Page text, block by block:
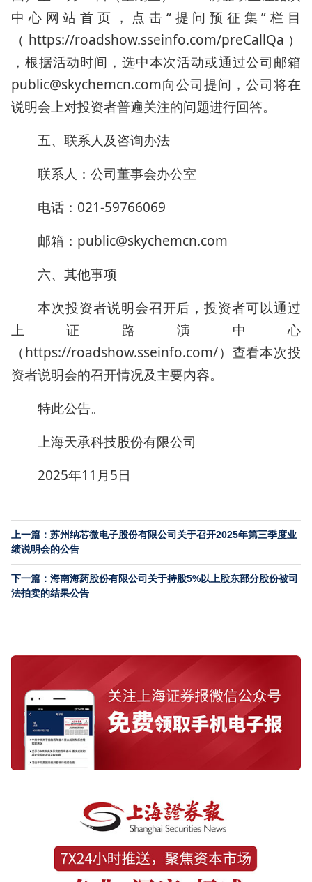
中心网站首页，点击“提问预征集”栏目
（https://roadshow.sseinfo.com/preCallQa）
，根据活动时间，选中本次活动或通过公司邮箱
public@skychemcn.com向公司提问，公司将在
说明会上对投资者普遍关注的问题进行回答。
五、联系人及咨询办法
联系人：公司董事会办公室
电话：021-59766069
邮箱：public@skychemcn.com
六、其他事项
本次投资者说明会召开后，投资者可以通过
上证路演中心
（https://roadshow.sseinfo.com/）查看本次投
资者说明会的召开情况及主要内容。
特此公告。
上海天承科技股份有限公司
2025年11月5日
上一篇：苏州纳芯微电子股份有限公司关于召开2025年第三季度业
绩说明会的公告
下一篇：海南海药股份有限公司关于持股5%以上股东部分股份被司
法拍卖的结果公告